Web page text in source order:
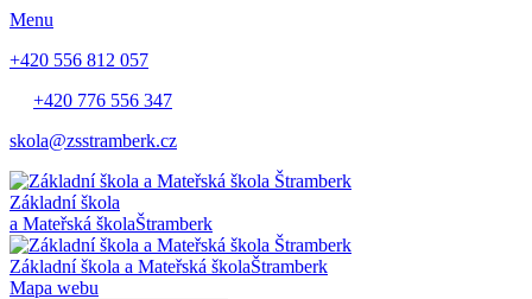
Menu
+420 556 812 057
+420 776 556 347
skola@zsstramberk.cz
Základní škola
a Mateřská školaŠtramberk
Základní škola a Mateřská školaŠtramberk
Mapa webu